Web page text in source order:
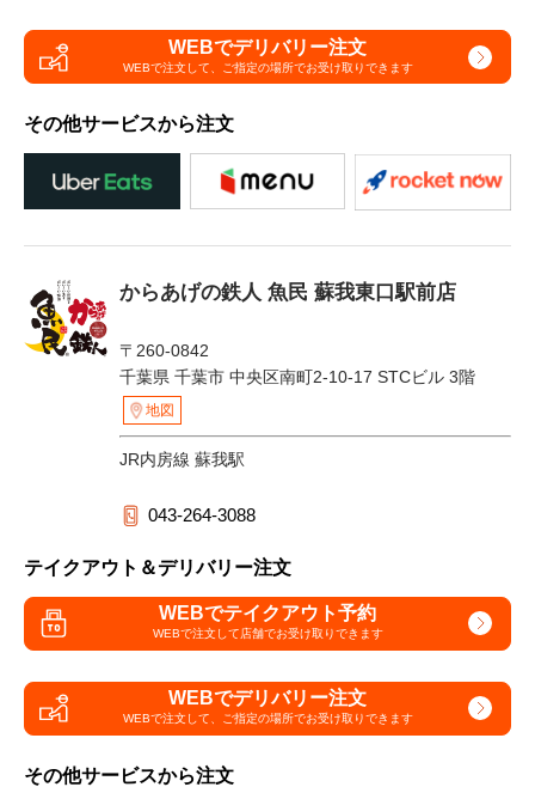
WEBでデリバリー注文
WEBで注文して、 ご指定の場所でお受け取りできます
その他サービスから注文
からあげの鉄人 魚民 蘇我東口駅前店
〒260-0842
千葉県 千葉市 中央区南町2-10-17 STCビル 3階
地図
JR内房線 蘇我駅
043-264-3088
テイクアウト＆デリバリー注文
WEBでテイクアウト予約
WEBで注文して店舗でお受け取りできます
WEBでデリバリー注文
WEBで注文して、 ご指定の場所でお受け取りできます
その他サービスから注文